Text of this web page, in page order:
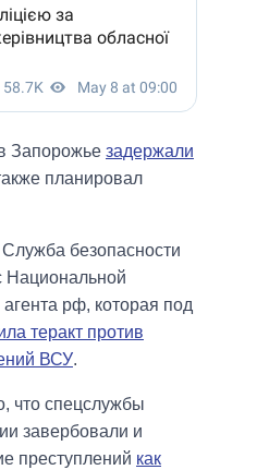
Запорожье задержали
планировал
безопасности
Национальной
рф, которая под
теракт против
ВСУ.
что спецслужбы
завербовали и
преступлений как